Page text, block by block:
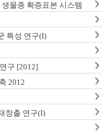
물종 확증표본 시스템
특성 연구(I)
구 [2012]
2012
창출 연구(I)